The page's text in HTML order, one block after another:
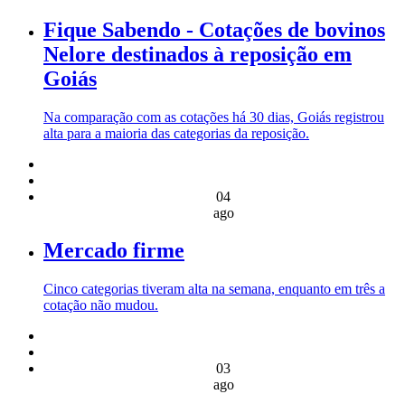
Fique Sabendo - Cotações de bovinos
Nelore destinados à reposição em
Goiás
Na comparação com as cotações há 30 dias, Goiás registrou
alta para a maioria das categorias da reposição.
04
ago
Mercado firme
Cinco categorias tiveram alta na semana, enquanto em três a
cotação não mudou.
03
ago